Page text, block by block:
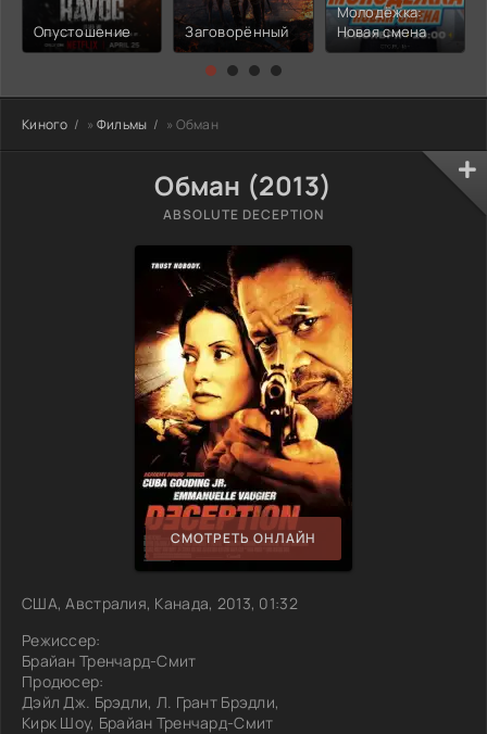
Опустошение Заговорённый
Молодёжка:
Новая смена
Киного » Фильмы » Обман
Обман (2013)
ABSOLUTE DECEPTION
СМОТРЕТЬ ОНЛАЙН
США, Австралия, Канада, 2013, 01:32
Режиссер:
Брайан Тренчард-Смит
Продюсер:
Дэйл Дж. Брэдли, Л. Грант Брэдли,
Кирк Шоу, Брайан Тренчард-Смит